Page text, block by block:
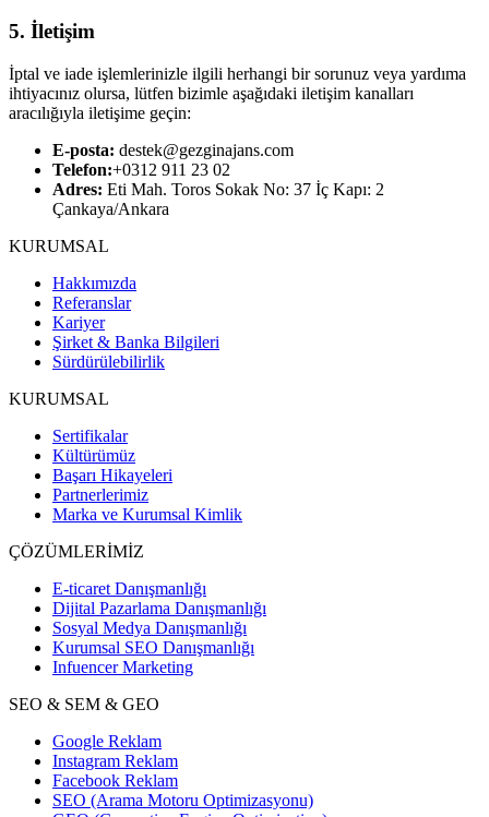
5. İletişim
İptal ve iade işlemlerinizle ilgili herhangi bir sorunuz veya yardıma
ihtiyacınız olursa, lütfen bizimle aşağıdaki iletişim kanalları
aracılığıyla iletişime geçin:
E-posta: destek@gezginajans.com
Telefon:+0312 911 23 02
Adres: Eti Mah. Toros Sokak No: 37 İç Kapı: 2
Çankaya/Ankara
KURUMSAL
Hakkımızda
Referanslar
Kariyer
Şirket & Banka Bilgileri
Sürdürülebilirlik
KURUMSAL
Sertifikalar
Kültürümüz
Başarı Hikayeleri
Partnerlerimiz
Marka ve Kurumsal Kimlik
ÇÖZÜMLERİMİZ
E-ticaret Danışmanlığı
Dijital Pazarlama Danışmanlığı
Sosyal Medya Danışmanlığı
Kurumsal SEO Danışmanlığı
Infuencer Marketing
SEO & SEM & GEO
Google Reklam
Instagram Reklam
Facebook Reklam
SEO (Arama Motoru Optimizasyonu)